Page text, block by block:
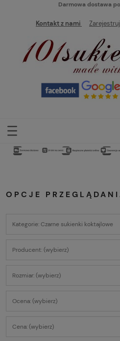
Darmowa dostawa
Kontakt z nami
OPCJE
Kategorie: Czarne sukienki koktajlowe
Producent: (wybierz)
Rozmiar: (wybierz)
Ocena: (wybierz)
Cena: (wybierz)